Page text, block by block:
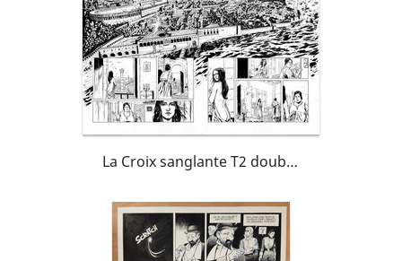
La Croix sanglante T2 double planche 24-25